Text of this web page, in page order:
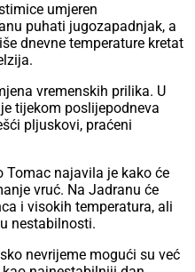
umjeren
puhati jugozapadnjak, a
dnevne temperature kretat
vremenskih prilika. U
tijekom poslijepodneva
pljuskovi, praćeni
Tomac najavila je kako će
vruć. Na Jadranu će
i visokih temperatura, ali
nestabilnosti.
nevrijeme mogući su već